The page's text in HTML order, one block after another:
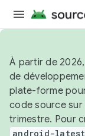
À partir de
de
plate-forme
code source sur
trimestre. Pour
android-